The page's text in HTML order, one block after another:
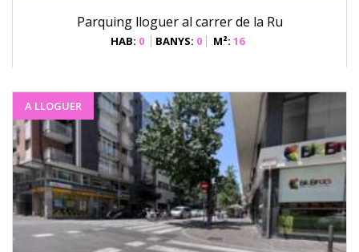
Parquing lloguer al carrer de la Ru
HAB: 0 BANYS: 0 M²: 16
A LLOGUER